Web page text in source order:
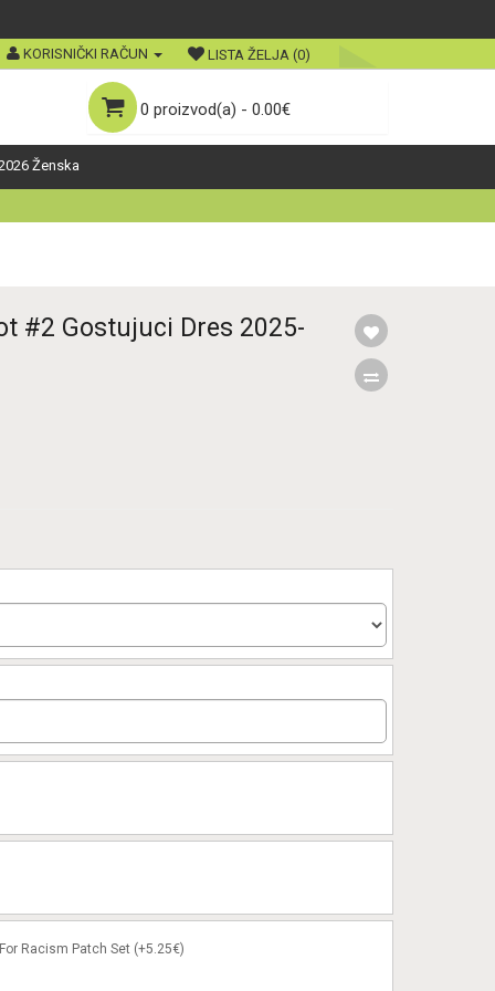
KORISNIČKI RAČUN LISTA ŽELJA (0)
0 proizvod(a) - 0.00€
Ženska
#2 Gostujuci Dres 2025-
Racism Patch Set (+5.25€)